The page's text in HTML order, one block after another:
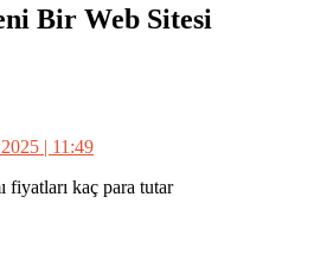
Bir Web Sitesi
| 11:49
fiyatları kaç para tutar